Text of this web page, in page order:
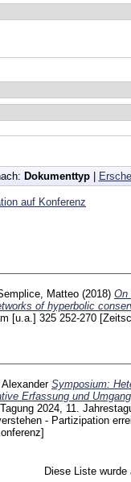
Dokumenttyp|
auf Konferenz
Matteo (2018) On
of hyperbolic
[u.a.] 325 252-270
Symposium:
Erfassung und
2024, 11.
- Partizipation
Diese Liste wurde